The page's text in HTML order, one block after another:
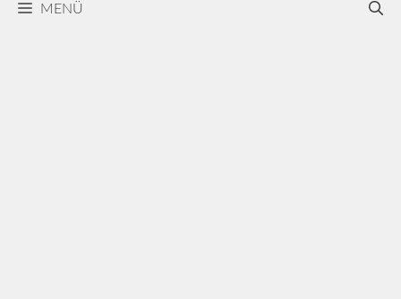
MENÜ